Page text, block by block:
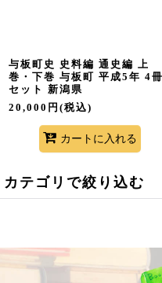
与板町史 史料編 通史編 上
巻・下巻 与板町 平成5年 4冊
セット 新潟県
20,000 円 (税込)
カートに入れる
カテゴリで絞り込む